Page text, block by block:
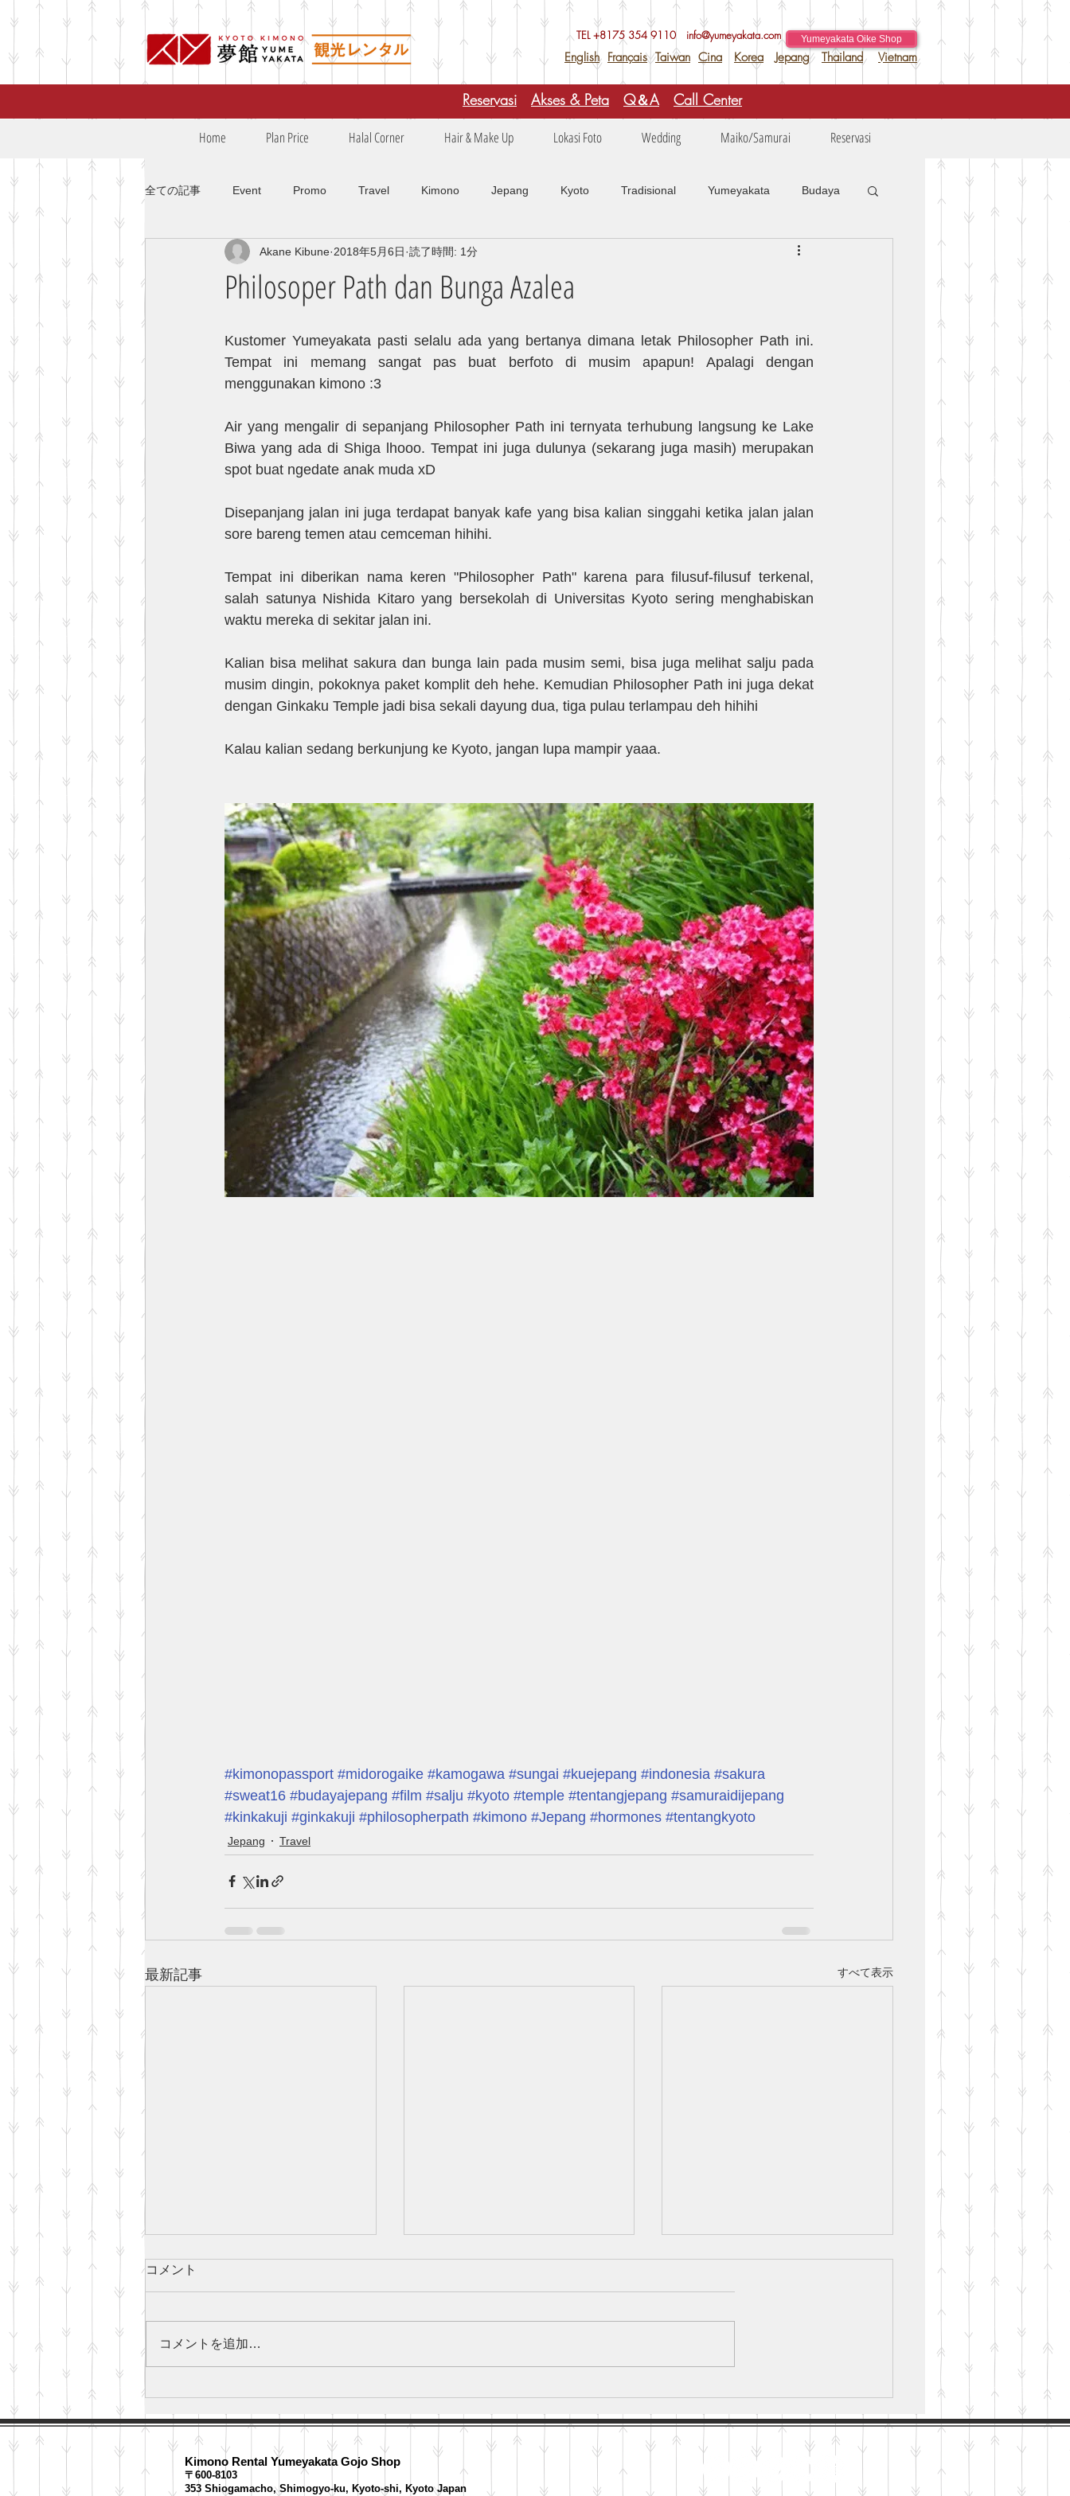
TEL +8175 354 9110 info@yumeyakata.com
English Français Taiwan Cina Korea Jepang Thailand Vietnam
Yumeyakata Oike Shop
Reservasi Akses & Peta Q＆A Call Center
Home Plan Price Halal Corner Hair & Make Up Lokasi Foto Wedding Maiko/Samurai Reservasi
全ての記事 Event Promo Travel Kimono Jepang Kyoto Tradisional Yumeyakata Budaya
ロケフォト口コミ keindahan alam Musim di Jepang
Philosoper Path dan Bunga Azalea
Akane Kibune 2018年5月6日 読了時間: 1分
Kustomer Yumeyakata pasti selalu ada yang bertanya dimana letak Philosopher Path ini.
Tempat ini memang sangat pas buat berfoto di musim apapun! Apalagi dengan
menggunakan kimono :3
Air yang mengalir di sepanjang Philosopher Path ini ternyata terhubung langsung ke Lake
Biwa yang ada di Shiga lhooo. Tempat ini juga dulunya (sekarang juga masih) merupakan
spot buat ngedate anak muda xD
Disepanjang jalan ini juga terdapat banyak kafe yang bisa kalian singgahi ketika jalan jalan
sore bareng temen atau cemceman hihihi.
Tempat ini diberikan nama keren "Philosopher Path" karena para filusuf-filusuf terkenal,
salah satunya Nishida Kitaro yang bersekolah di Universitas Kyoto sering menghabiskan
waktu mereka di sekitar jalan ini.
Kalian bisa melihat sakura dan bunga lain pada musim semi, bisa juga melihat salju pada
musim dingin, pokoknya paket komplit deh hehe. Kemudian Philosopher Path ini juga dekat
dengan Ginkaku Temple jadi bisa sekali dayung dua, tiga pulau terlampau deh hihihi
Kalau kalian sedang berkunjung ke Kyoto, jangan lupa mampir yaaa.
#kimonopassport #midorogaike #kamogawa #sungai #kuejepang #indonesia #sakura
#sweat16 #budayajepang #film #salju #kyoto #temple #tentangjepang #samuraidijepang
#kinkakuji #ginkakuji #philosopherpath #kimono #Jepang #hormones #tentangkyoto
Jepang Travel
最新記事 すべて表示
コメント
コメントを追加…
Kimono Rental Yumeyakata​ Gojo Shop
〒600-8103
353 Shiogamacho, Shimogyo-ku, Kyoto-shi, Kyoto Japan